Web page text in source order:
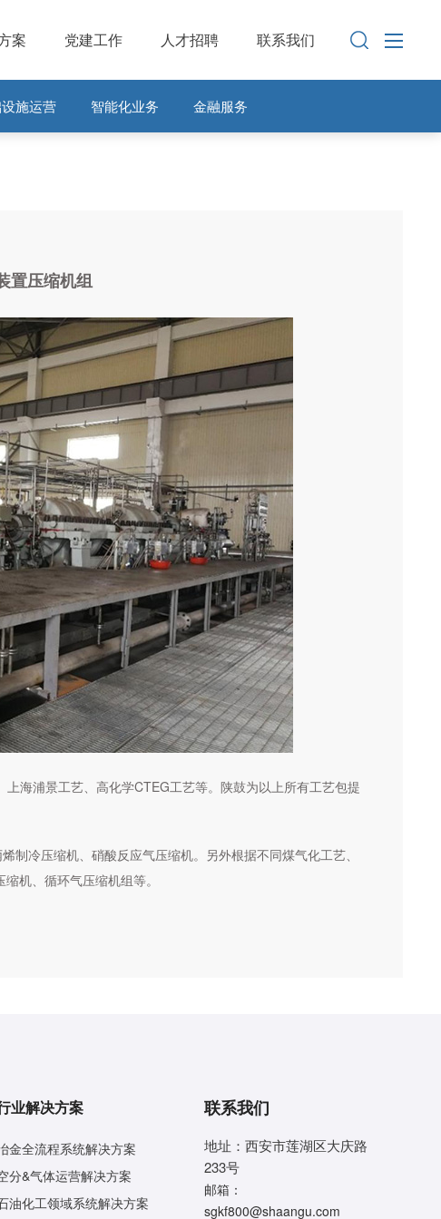
案 党建工作 人才招聘 联系我们
施运营 智能化业务 金融服务
置压缩机组
海浦景工艺、高化学CTEG工艺等。陕鼓为以上所有工艺包提
制冷压缩机、硝酸反应气压缩机。另外根据不同煤气化工艺、
机、循环气压缩机组等。
业解决方案
金全流程系统解决方案
分&气体运营解决方案
油化工领域系统解决方案
联系我们
地址：西安市莲湖区大庆路
233号
邮箱：
sgkf800@shaangu.com